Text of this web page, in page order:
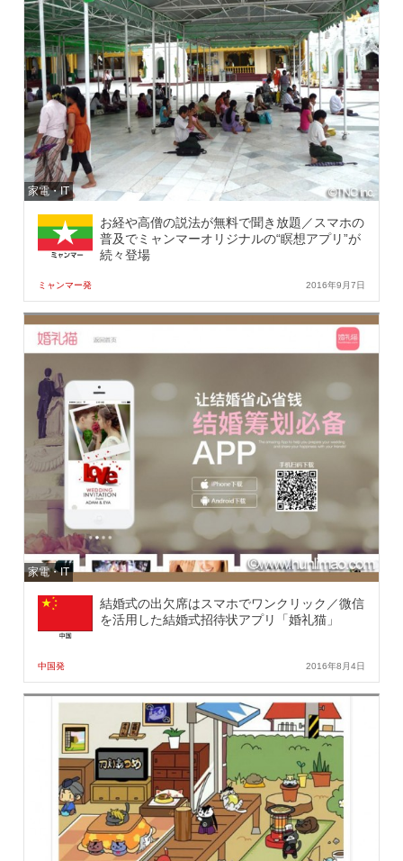
家電・IT
お経や高僧の説法が無料で聞き放題／スマホの
普及でミャンマーオリジナルの“瞑想アプリ”が
続々登場
ミャンマー発 2016年9月7日
家電・IT
結婚式の出欠席はスマホでワンクリック／微信
を活用した結婚式招待状アプリ「婚礼猫」
中国発 2016年8月4日